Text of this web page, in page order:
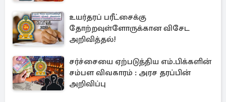
உயர்தரப் பரீட்சைக்கு
தோற்றவுள்ளோருக்கான விசேட
அறிவித்தல்!
சர்ச்சையை ஏற்படுத்திய எம்.பிக்களின்
சம்பள விவகாரம் : அரச தரப்பின்
அறிவிப்பு